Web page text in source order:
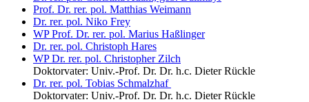
Prof. Dr. rer. pol. Matthias Weimann
Dr. rer. pol. Niko Frey
WP Prof. Dr. rer. pol. Marius Haßlinger
Dr. rer. pol. Christoph Hares
WP Dr. rer. pol. Christopher Zilch
Doktorvater: Univ.-Prof. Dr. Dr. h.c. Dieter Rückle
Dr. rer. pol. Tobias Schmalzhaf
Doktorvater: Univ.-Prof. Dr. Dr. h.c. Dieter Rückle